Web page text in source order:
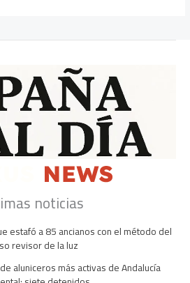
noticias
estafó a 85 ancianos con el método del
revisor de la luz
aluniceros más activas de Andalucía